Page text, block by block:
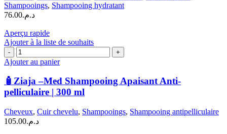
Lissant
à
d’Argan
|
300
ml
Shampooings, Shampooing hydratant
د.م.76.00
Aperçu rapide
Ajouter à la liste de souhaits
quantité
de
Ziaja
–
Med
Apaisant
Anti-
Ajouter au panier
🧴Ziaja –Med Shampooing Apaisant Anti-
pelliculaire | 300 ml
Cheveux, Cuir chevelu, Shampooings, Shampooing antipelliculaire
د.م.105.00